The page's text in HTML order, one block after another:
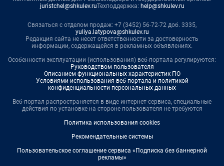
juristchel@shkulev.ruТехподдержка: help@shkulev.ru
Связаться с отделом продаж: +7 (3452) 56-72-72 доб. 3335,
yuliya.latypova@shkulev.ru
Редакция сайта не несет ответственности за достоверность
информации, содержащейся в рекламных объявлениях.
Особенности эксплуатации (использования) веб-портала регулируются:
Руководством пользователя
Описанием функциональных характеристик ПО
Условиями использования веб-портала и политикой
конфиденциальности персональных данных
Веб-портал распространяется в виде интернет-сервиса, специальные
действия по установке на стороне пользователя не требуются
Политика использования cookies
Рекомендательные системы
Пользовательское соглашение сервиса «Подписка без баннерной
рекламы»